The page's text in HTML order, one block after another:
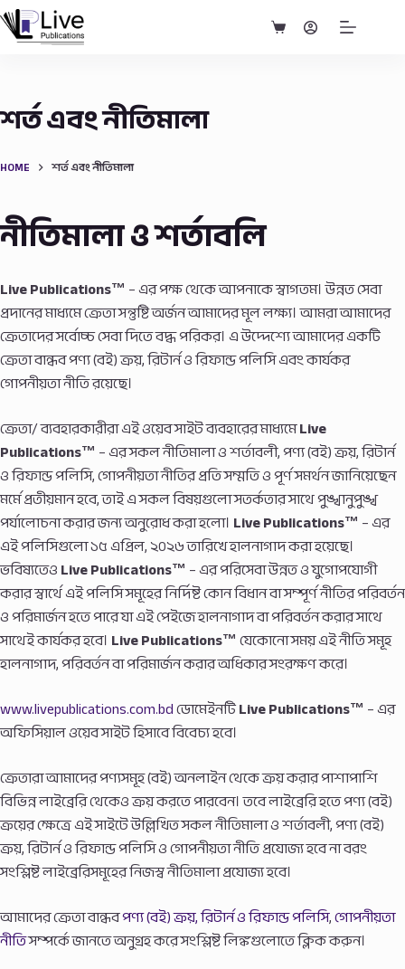
Skip
to
Shopping
শর্ত এবং নীতিমালা
HOME শর্ত এবং নীতিমালা
নীতিমালা ও শর্তাবলি
Live Publications™ – এর পক্ষ থেকে আপনাকে স্বাগতম। উন্নত সেবা
প্রদানের মাধ্যমে ক্রেতা সন্তুষ্টি অর্জন আমাদের মূল লক্ষ্য।আমরা আমাদের
ক্রেতাদের সর্বোচ্চ সেবা দিতে বদ্ধ পরিকর। এ উদ্দেশ্যে আমাদের একটি
ক্রেতা বান্ধব পণ্য (বই) ক্রয়, রিটার্ন ও রিফান্ড পলিসি এবং কার্যকর
গোপনীয়তা নীতি রয়েছে।
ক্রেতা/ ব্যবহারকারীরা এই ওয়েব সাইট ব্যবহারের মাধ্যমেLive
Publications™ – এর সকল নীতিমালা ও শর্তাবলী, পণ্য (বই) ক্রয়, রিটার্ন
ও রিফান্ড পলিসি, গোপনীয়তা নীতির প্রতি সম্মতি ও পূর্ণ সমর্থন জানিয়েছেন
মর্মে প্রতীয়মান হবে, তাই এ সকল বিষয়গুলো সতর্কতার সাথে পুঙ্খানুপুঙ্খ
পর্যালোচনা করার জন্য অনুরোধ করা হলো। Live Publications™ – এর
এই পলিসিগুলো ১৫ এপ্রিল, ২০২৬ তারিখে হালনাগাদ করা হয়েছে।
ভবিষ্যতেওLive Publications™ – এর পরিসেবা উন্নত ও যুগোপযোগী
করার স্বার্থে এই পলিসি সমূহের নির্দিষ্ট কোন বিধান বা সম্পূর্ণ নীতির পরিবর্তন
ও পরিমার্জন হতে পারে যা এই পেইজে হালনাগাদ বা পরিবর্তন করার সাথে
সাথেই কার্যকর হবে। Live Publications™যেকোনো সময় এই নীতি সমূহ
হালনাগাদ, পরিবর্তন বা পরিমার্জন করার অধিকার সংরক্ষণ করে।
www.livepublications.com.bdডোমেইনটিLive Publications™ – এর
অফিসিয়াল ওয়েব সাইট হিসাবে বিবেচ্য হবে।
ক্রেতারা আমাদের পণ্যসমূহ (বই) অনলাইন থেকে ক্রয় করার পাশাপাশি
বিভিন্ন লাইব্রেরি থেকেও ক্রয় করতে পারবেন। তবে লাইব্রেরি হতে পণ্য (বই)
ক্রয়ের ক্ষেত্রে এই সাইটে উল্লিখিত সকল নীতিমালা ও শর্তাবলী, পণ্য (বই)
ক্রয়, রিটার্ন ও রিফান্ড পলিসি ও গোপনীয়তা নীতি প্রযোজ্য হবে না বরং
সংশ্লিষ্ট লাইব্রেরিসমূহের নিজস্ব নীতিমালা প্রযোজ্য হবে।
আমাদের ক্রেতা বান্ধবপণ্য (বই) ক্রয়, রিটার্ন ও রিফান্ড পলিসি,গোপনীয়তা
নীতিসম্পর্কে জানতে অনুগ্রহ করে সংশ্লিষ্ট লিঙ্কগুলোতে ক্লিক করুন।